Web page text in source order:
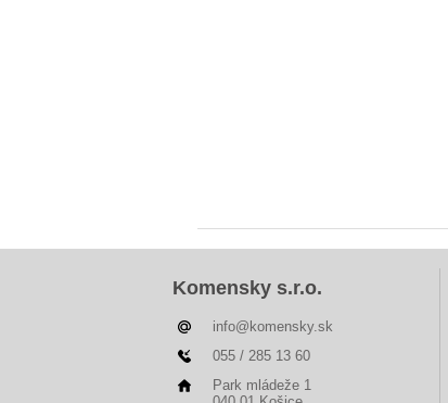
Komensky s.r.o.
info@komensky.sk
055 / 285 13 60
Park mládeže 1